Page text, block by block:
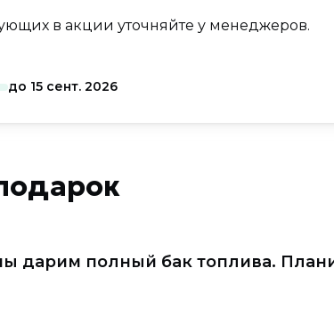
в акции уточняйте у менеджеров.
до 15 сент. 2026
дарим полный бак топлива.